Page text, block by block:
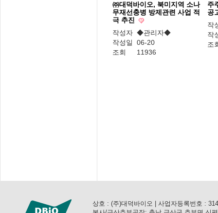
㈜대덕바이오, 북미지역 소나
무재선충병 방제관련 사업 적
극 추진
작성자 ◆관리자◆
작성일
06-20
조회
11936
주
공
작
작
조
상호 : (주)대덕바이오 | 사업자등록번호 :